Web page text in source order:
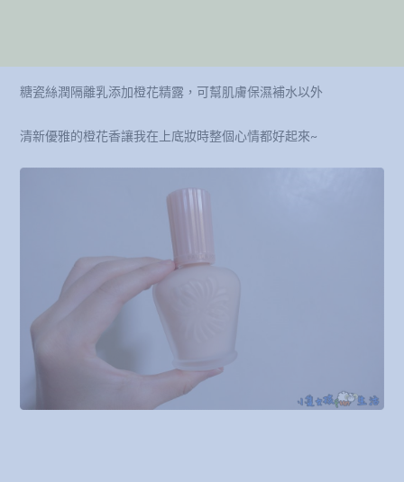
糖瓷絲潤隔離乳添加橙花精露，可幫肌膚保濕補水以外
清新優雅的橙花香讓我在上底妝時整個心情都好起來~